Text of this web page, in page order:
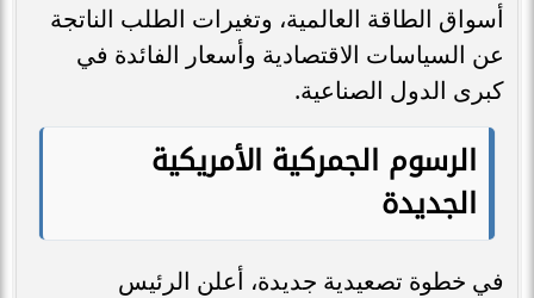
أسواق الطاقة العالمية، وتغيرات الطلب الناتجة
عن السياسات الاقتصادية وأسعار الفائدة في
كبرى الدول الصناعية.
الرسوم الجمركية الأمريكية
الجديدة
في خطوة تصعيدية جديدة، أعلن الرئيس